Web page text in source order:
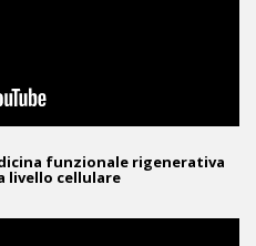
funzionale rigenerativa
livello cellulare